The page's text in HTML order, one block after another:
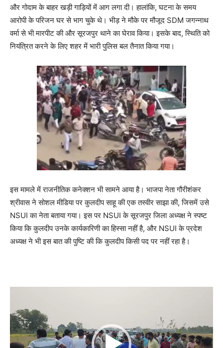
और गोदाम के बाहर खड़ी गाड़ियों में आग लगा दी। हालांकि, घटना के समय
आरोपी के परिजन घर से भाग चुके थे। भीड़ ने मौके पर मौजूद SDM जगन्नाथ
वर्मा से भी मारपीट की और सूरजपुर थाने का घेराव किया। इसके बाद, स्थिति को
नियंत्रित करने के लिए शहर में भारी पुलिस बल तैनात किया गया।
इस मामले में राजनीतिक कनेक्शन भी सामने आया है। भाजपा नेता गौरीशंकर
श्रीवास ने सोशल मीडिया पर कुलदीप साहू की एक तस्वीर साझा की, जिसमें उसे
NSUI का नेता बताया गया। इस पर NSUI के सूरजपुर जिला अध्यक्ष ने स्पष्ट
किया कि कुलदीप उनके कार्यकारिणी का हिस्सा नहीं है, और NSUI के प्रदेश
अध्यक्ष ने भी इस बात की पुष्टि की कि कुलदीप किसी पद पर नहीं रहा है।
d
e
o